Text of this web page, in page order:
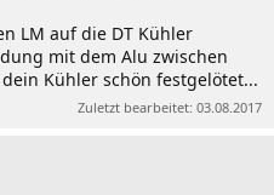
LM auf die DT Kühler
mit dem Alu zwischen
Kühler schön festgelötet...
Zuletzt bearbeitet: 03.08.2017